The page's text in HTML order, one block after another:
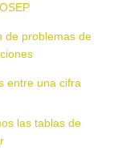
de problemas de
entre una cifra
las tablas de